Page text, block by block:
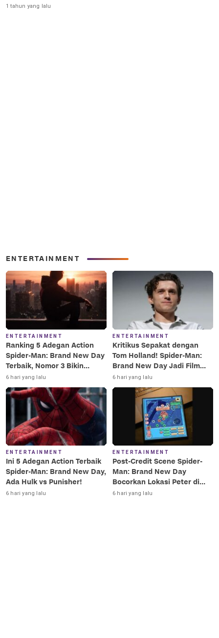
1 tahun yang lalu
ENTERTAINMENT
ENTERTAINMENT
Ranking 5 Adegan Action
Spider-Man: Brand New Day
Terbaik, Nomor 3 Bikin
Terkesima!
6 hari yang lalu
ENTERTAINMENT
Kritikus Sepakat dengan
Tom Holland! Spider-Man:
Brand New Day Jadi Film
Terbaik Era MCU
6 hari yang lalu
ENTERTAINMENT
Ini 5 Adegan Action Terbaik
Spider-Man: Brand New Day,
Ada Hulk vs Punisher!
6 hari yang lalu
ENTERTAINMENT
Post-Credit Scene Spider-
Man: Brand New Day
Bocorkan Lokasi Peter di
Luar Angkasa!
6 hari yang lalu